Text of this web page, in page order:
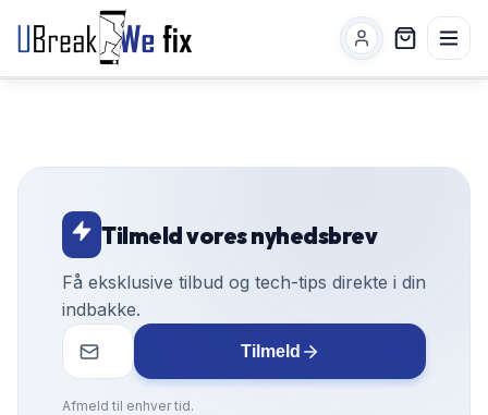
Tilmeld vores nyhedsbrev
Få eksklusive tilbud og tech-tips direkte i din
indbakke.
Tilmeld
Afmeld til enhver tid.